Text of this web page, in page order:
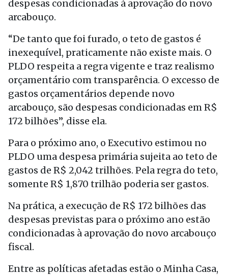
despesas condicionadas à aprovação do novo
arcabouço.
“De tanto que foi furado, o teto de gastos é
inexequível, praticamente não existe mais. O
PLDO respeita a regra vigente e traz realismo
orçamentário com transparência. O excesso de
gastos orçamentários depende novo
arcabouço, são despesas condicionadas em R$
172 bilhões”, disse ela.
Para o próximo ano, o Executivo estimou no
PLDO uma despesa primária sujeita ao teto de
gastos de R$ 2,042 trilhões. Pela regra do teto,
somente R$ 1,870 trilhão poderia ser gastos.
Na prática, a execução de R$ 172 bilhões das
despesas previstas para o próximo ano estão
condicionadas à aprovação do novo arcabouço
fiscal.
Entre as políticas afetadas estão o Minha Casa,